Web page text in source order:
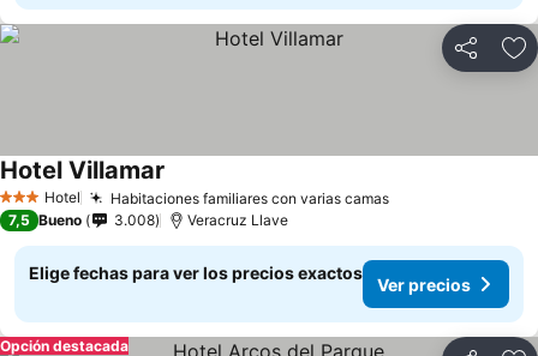
Compartir
3 Estrellas
Hotel Habitaciones familiares con varias camasVer precios
Hotel Villamar
7,5 Bueno 3.008 Veracruz Llave
Elige fechas para ver los precios exactos
Ver precios
Opción destacada